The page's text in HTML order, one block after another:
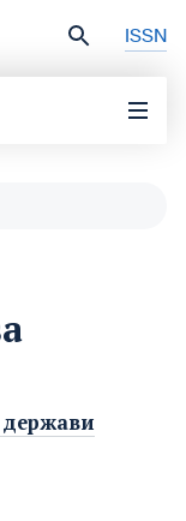
ISSN
держави